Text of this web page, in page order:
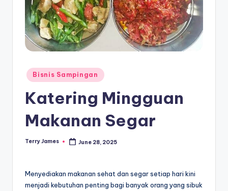
Posted
in
Bisnis Sampingan
Katering Mingguan
Makanan Segar
Posted
Terry James June 28, 2025
Menyediakan makanan sehat dan segar setiap hari kini
menjadi kebutuhan penting bagi banyak orang yang sibuk